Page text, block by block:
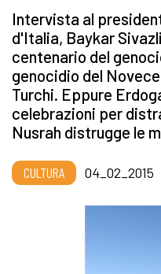
Intervista al
d'Italia, Baykar
centenario del
genocidio del
Turchi. Eppure
celebrazioni per
Nusrah distrugge le
CULTURA 04_02_2015